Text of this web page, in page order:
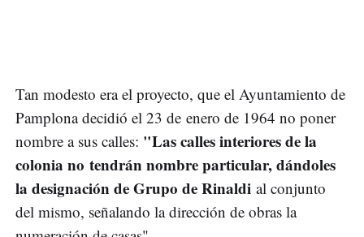
Tan modesto era el proyecto, que el Ayuntamiento de
Pamplona decidió el 23 de enero de 1964 no poner
nombre a sus calles: "Las calles interiores de la
colonia no tendrán nombre particular, dándoles
la designación de Grupo de Rinaldi al conjunto
del mismo, señalando la dirección de obras la